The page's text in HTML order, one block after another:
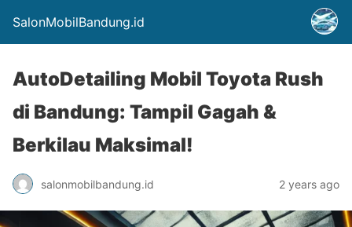
SalonMobilBandung.id
AutoDetailing Mobil Toyota Rush
di Bandung: Tampil Gagah &
Berkilau Maksimal!
salonmobilbandung.id 2 years ago